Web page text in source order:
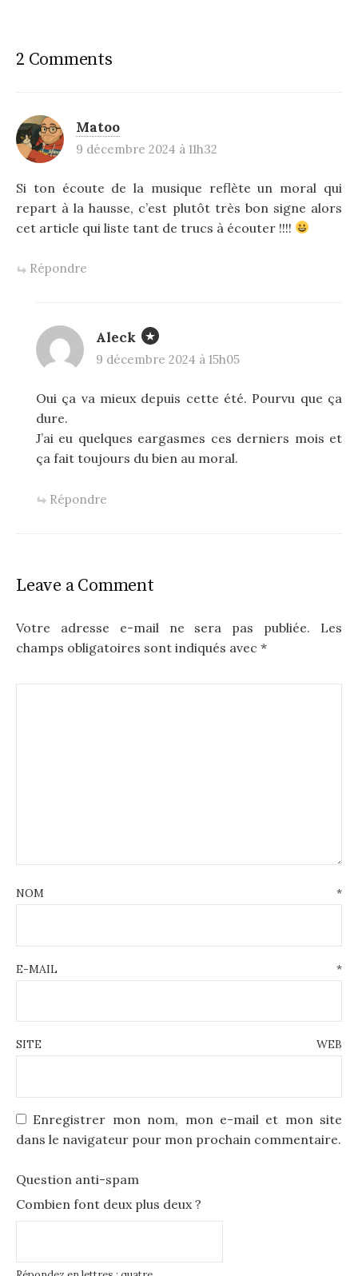
2 Comments
Matoo
9 décembre 2024 à 11h32
Si ton écoute de la musique reflète un moral qui
repart à la hausse, c’est plutôt très bon signe alors
cet article qui liste tant de trucs à écouter !!!!
Répondre
Aleck
9 décembre 2024 à 15h05
Oui ça va mieux depuis cette été. Pourvu que ça
dure.
J’ai eu quelques eargasmes ces derniers mois et
ça fait toujours du bien au moral.
Répondre
Leave a Comment
Votre adresse e-mail ne sera pas publiée.
Les
champs obligatoires sont indiqués avec *
NOM *
E-MAIL *
SITE WEB
Enregistrer mon nom, mon e-mail et mon site
dans le navigateur pour mon prochain commentaire.
Question anti-spam
Combien font deux plus deux ?